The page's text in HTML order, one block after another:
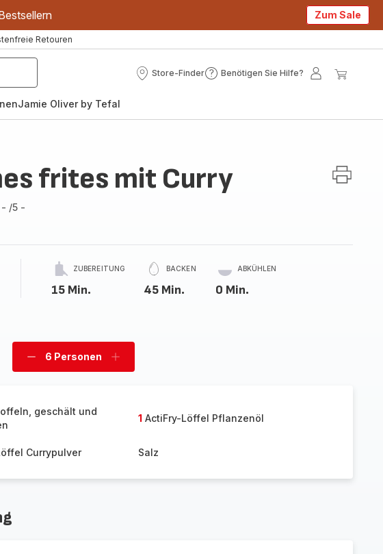
Zum Sale
Retouren
Store-Finder
Store-
Benötigen Sie Hilfe?
Benötigen
Mein
Jamie Oliver by Tefal
frites mit Curry
- /5 -
ZUBEREITUNG
15 Min.
BACKEN
45 Min.
ABKÜHLEN
0 Min.
Personen
6 Personen
Personen
geschält und
1 ActiFry-Löffel Pflanzenöl
Currypulver Salz